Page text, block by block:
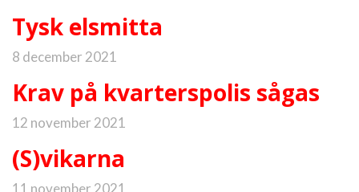
Tysk elsmitta
8 december 2021
Krav på kvarterspolis sågas
12 november 2021
(S)vikarna
11 november 2021